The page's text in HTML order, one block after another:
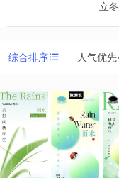
立冬
综合排序 人气优先